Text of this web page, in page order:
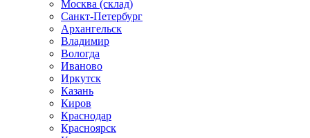
Москва (склад)
Санкт-Петербург
Архангельск
Владимир
Вологда
Иваново
Иркутск
Казань
Киров
Краснодар
Красноярск